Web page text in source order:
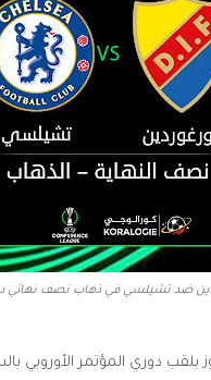
ضد تشيلسي في ذهاب نصف نهائي
بلقب دوري المؤتمر الأوروبي